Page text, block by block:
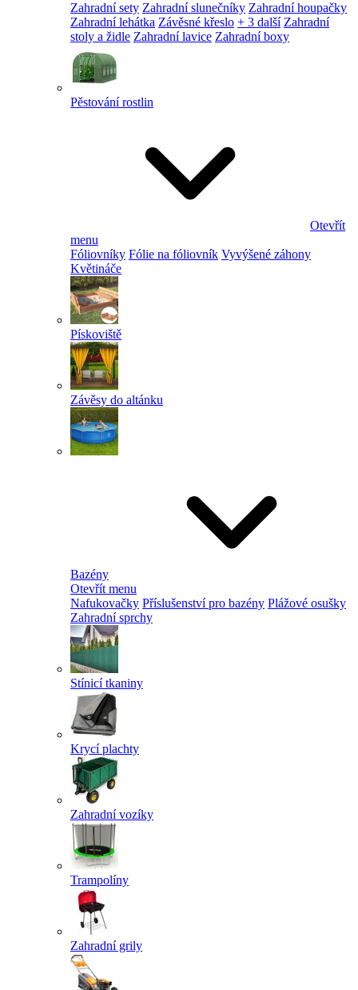
Zahradní sety Zahradní slunečníky Zahradní houpačky
Zahradní lehátka Závěsné křeslo + 3 další Zahradní
stoly a židle Zahradní lavice Zahradní boxy
Pěstování rostlin
Otevřít
menu
Fóliovníky Fólie na fóliovník Vyvýšené záhony
Květináče
Pískoviště
Závěsy do altánku
Bazény
Otevřít menu
Nafukovačky Příslušenství pro bazény Plážové osušky
Zahradní sprchy
Stínicí tkaniny
Krycí plachty
Zahradní vozíky
Trampolíny
Zahradní grily